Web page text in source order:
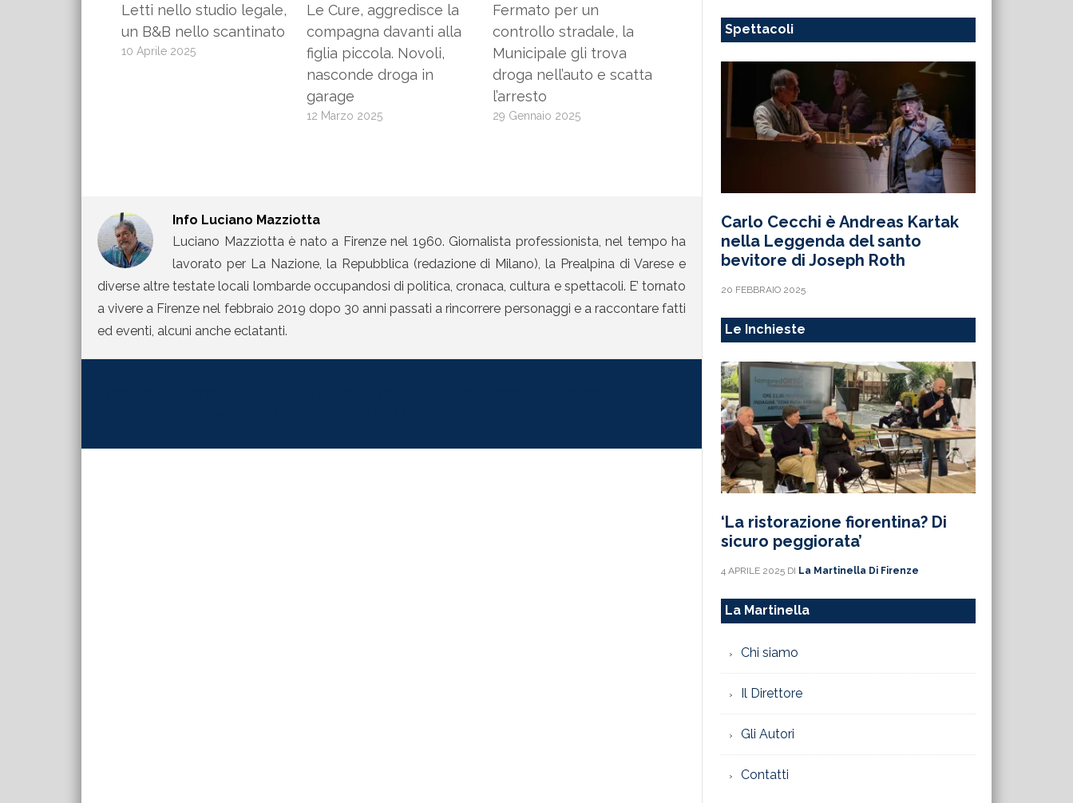
Letti nello studio legale,
un B&B nello scantinato
10 Aprile 2025
Le Cure, aggredisce la
compagna davanti alla
figlia piccola. Novoli,
nasconde droga in
garage
12 Marzo 2025
Fermato per un
controllo stradale, la
Municipale gli trova
droga nell’auto e scatta
l’arresto
29 Gennaio 2025
Info Luciano Mazziotta
Luciano Mazziotta è nato a Firenze nel 1960. Giornalista professionista, nel tempo ha
lavorato per La Nazione, la Repubblica (redazione di Milano), la Prealpina di Varese e
diverse altre testate locali lombarde occupandosi di politica, cronaca, cultura e spettacoli. E’ tornato
a vivere a Firenze nel febbraio 2019 dopo 30 anni passati a rincorrere personaggi e a raccontare fatti
ed eventi, alcuni anche eclatanti.
Spettacoli
Carlo Cecchi è Andreas Kartak
nella Leggenda del santo
bevitore di Joseph Roth
20 FEBBRAIO 2025
Le Inchieste
‘La ristorazione fiorentina? Di
sicuro peggiorata’
4 APRILE 2025 DI La Martinella Di Firenze
La Martinella
Chi siamo
Il Direttore
Gli Autori
Contatti